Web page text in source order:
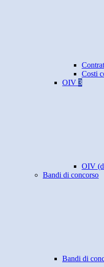
Costi
OIV 3
OIV
Bandi di concorso
Bandi di